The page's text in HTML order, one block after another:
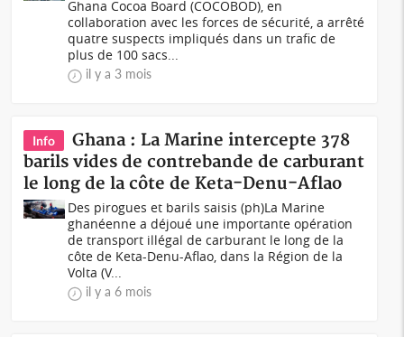
Ghana Cocoa Board (COCOBOD), en
collaboration avec les forces de sécurité, a arrêté
quatre suspects impliqués dans un trafic de
plus de 100 sacs...
il y a 3 mois
Info
Ghana : La Marine intercepte 378
barils vides de contrebande de carburant
le long de la côte de Keta-Denu-Aflao
Des pirogues et barils saisis (ph)La Marine
ghanéenne a déjoué une importante opération
de transport illégal de carburant le long de la
côte de Keta-Denu-Aflao, dans la Région de la
Volta (V...
il y a 6 mois